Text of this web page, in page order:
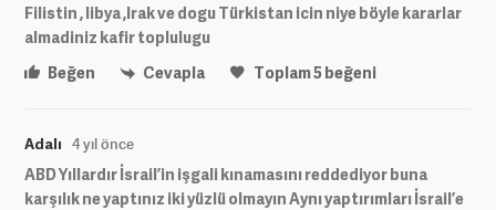
Filistin , libya ,Irak ve dogu Türkistan icin niye böyle kararlar
almadiniz kafir toplulugu
Beğen
Cevapla Toplam5beğeni
Adalı 4 yıl önce
ABD Yıllardır İsrail’in işgali kınamasını reddediyor buna
karşılık ne yaptınız iki yüzlü olmayın Aynı yaptırımları İsrail’e